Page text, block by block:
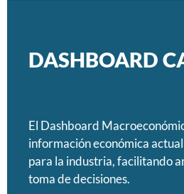
DASHBOARD
El Dashboard
información económica
para la industria, facilitando
toma de decisiones.